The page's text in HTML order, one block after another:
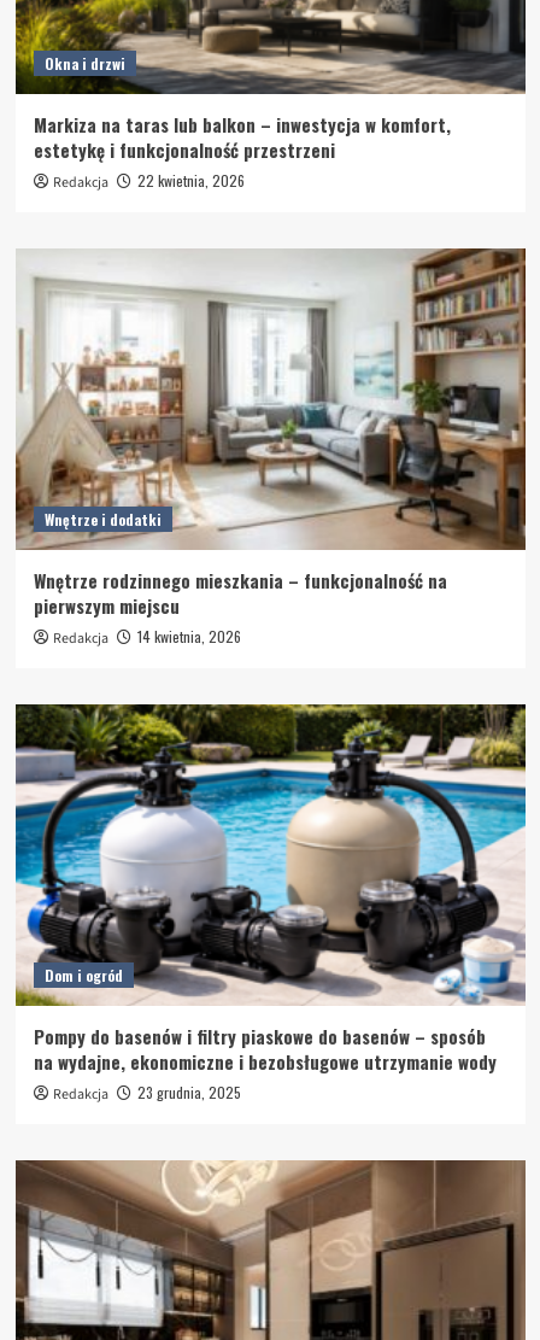
Okna i drzwi
Markiza na taras lub balkon – inwestycja w komfort,
estetykę i funkcjonalność przestrzeni
Redakcja 22 kwietnia, 2026
Wnętrze i dodatki
Wnętrze rodzinnego mieszkania – funkcjonalność na
pierwszym miejscu
Redakcja 14 kwietnia, 2026
Dom i ogród
Pompy do basenów i filtry piaskowe do basenów – sposób
na wydajne, ekonomiczne i bezobsługowe utrzymanie wody
Redakcja 23 grudnia, 2025